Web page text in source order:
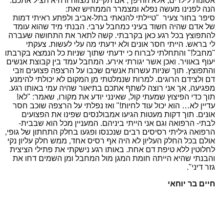
הנה לפנינו מעשה נפלא ומצמרר הממחיש זאת:
סיפר בחור צעיר "טיילתי להנאתי בתל-אביב ולפתע ראיתי דמות
של אדם שהיה חשוד בעיני כמחבל ערבי. הבנתי מיד שהוא עומד
להתפוצץ בכל רגע כאן בקרבתי. קשה לתאר את התחושה שעברה
לי בראש. הייתי חסר אונים ולא ידעתי מה עלי לעשות. צעקתי
"מחבל!" והתחלתי לברוח כי ידעתי שתוך שניות כל הנמצא בקרבתו
יעוף באוויר. ואכן אשר יגורתי אירע. המחבל עמד בין קבוצת אנשים
והתפוצץ. תוך שניות עשרות אנשים שכבו על הרצפה פצועים וזבי
דם ולצידם הרוגים. למרות שנמלטתי מן המקום לא יכולתי להימנע
מפגיעה, אך אני רוצה לשתף אתכם בתיאור שהיה עמי באותו רגע.
תוך כדי הפיצוץ שמעתי קול, שאינני יודע את מקורו, שאמר: "לא!
עדיין לא… הוא יכול עוד לחיות!" ואז נפלתי על הרצפה שוכב חסר
אונים. תוך דקות מעטות הגיעו אמבולנסים שפינו את הפצועים
לבתי- הרפואה וגם אני הייתי ביניהם. המעניין מכל הוא שבבית-
הרפואה גיליתי רסיסים רבים שנכנסו ופגעו בחלק התחתון של גופי,
אולם בכל החלק העליון לא היה אף רסיס אחד, ממש חלק עליון נקי
לחלוטין ללא טיפת דם אחת. באותו רגע נישקתי את פתילי הציצית
והבנתי שהיא הייתה חומת המגן מול המחבל ומן השמים דחו את
גזר דיני".
חיים בר יוחאי